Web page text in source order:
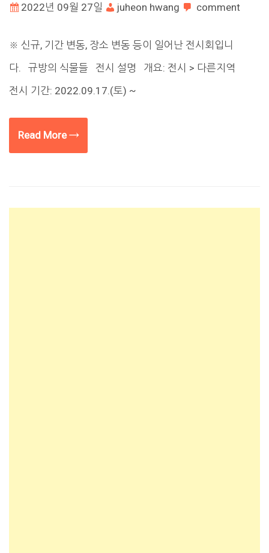
2022년 09월 27일 juheon hwang comment
※ 신규, 기간 변동, 장소 변동 등이 일어난 전시회입니
다. 규방의 식물들 전시 설명 개요: 전시 > 다른지역
전시 기간: 2022.09.17.(토) ~
Read More →